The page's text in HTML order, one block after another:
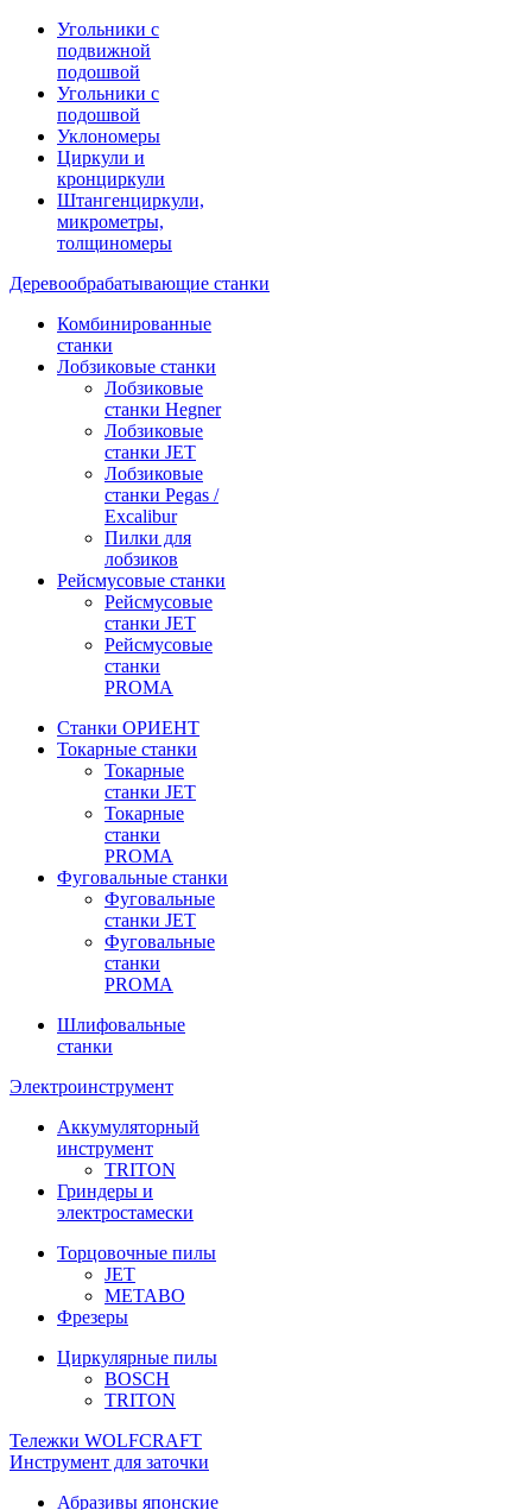
Угольники с
подвижной
подошвой
Угольники с
подошвой
Уклономеры
Циркули и
кронциркули
Штангенциркули,
микрометры,
толщиномеры
Деревообрабатывающие станки
Комбинированные
станки
Лобзиковые станки
Лобзиковые
станки Hegner
Лобзиковые
станки JET
Лобзиковые
станки Pegas /
Excalibur
Пилки для
лобзиков
Рейсмусовые станки
Рейсмусовые
станки JET
Рейсмусовые
станки
PROMA
Станки ОРИЕНТ
Токарные станки
Toкарные
станки JET
Токарные
станки
PROMA
Фуговальные станки
Фуговальные
станки JET
Фуговальные
станки
PROMA
Шлифовальные
станки
Электроинструмент
Аккумуляторный
инструмент
TRITON
Гриндеры и
электростамески
Торцовочные пилы
JET
METABO
Фрезеры
Циркулярные пилы
BOSCH
TRITON
Тележки WOLFCRAFT
Инструмент для заточки
Абразивы японские